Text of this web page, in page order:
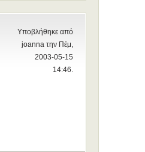
Υποβλήθηκε από
joanna την Πέμ,
2003-05-15
14:46.